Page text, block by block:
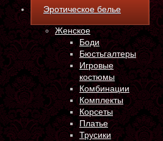
Эротическое белье
Женское
Боди
Бюстьгалтеры
Игровые
костюмы
Комбинации
Комплекты
Корсеты
Платье
Трусики